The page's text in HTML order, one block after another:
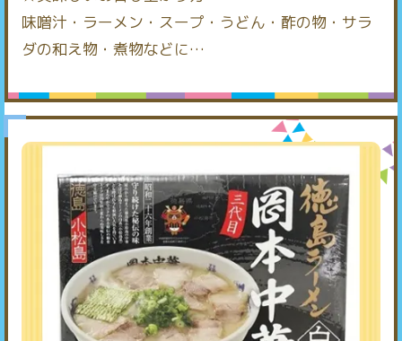
味噌汁・ラーメン・スープ・うどん・酢の物・サラ
ダの和え物・煮物などに…